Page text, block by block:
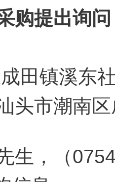
购提出询
区成田
头市潮南
陈先生